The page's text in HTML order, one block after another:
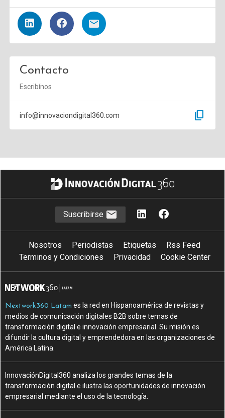
Contacto
Escribínos
info@innovaciondigital360.com content_copy
Suscribirse
Nosotros Periodistas Etiquetas
Rss Feed
Terminos y Condiciones
Privacidad Cookie Center
Nextwork360 Latam es la red en Hispanoamérica de revistas y
medios de comunicación digitales B2B sobre temas de
transformación digital e innovación empresarial. Su misión es
difundir la cultura digital y emprendedora en las organizaciones de
América Latina.
InnovaciónDigital360 analiza los grandes temas de la
transformación digital e ilustra las oportunidades de innovación
empresarial mediante el uso de la tecnología.